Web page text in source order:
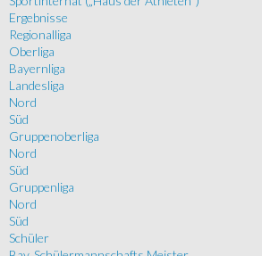
Ergebnisse
Regionalliga
Oberliga
Bayernliga
Landesliga
Nord
Süd
Gruppenoberliga
Nord
Süd
Gruppenliga
Nord
Süd
Schüler